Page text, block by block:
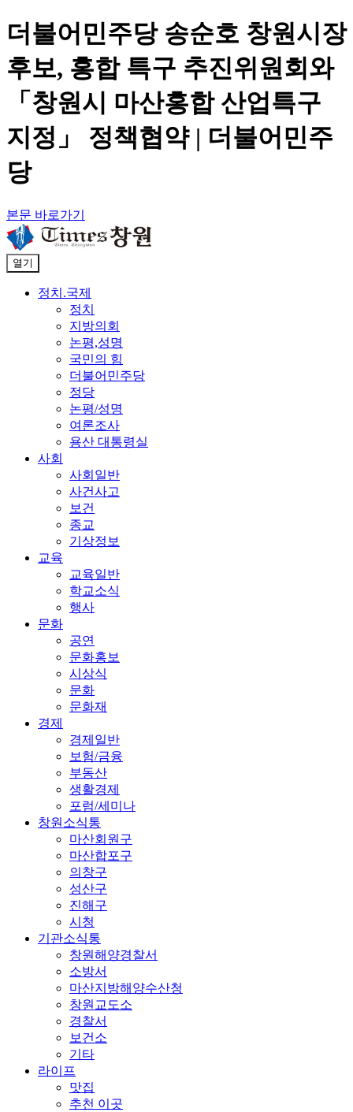
더불어민주당 송순호 창원시장
후보, 홍합 특구 추진위원회와
「창원시 마산홍합 산업특구
지정」 정책협약 | 더불어민주
당
본문 바로가기
열기
정치.국제
정치
지방의회
논평,성명
국민의 힘
더불어민주당
정당
논평/성명
여론조사
용산 대통령실
사회
사회일반
사건사고
보건
종교
기상정보
교육
교육일반
학교소식
행사
문화
공연
문화홍보
시상식
문화
문화재
경제
경제일반
보험/금융
부동산
생활경제
포럼/세미나
창원소식통
마산회원구
마산합포구
의창구
성산구
진해구
시청
기관소식통
창원해양경찰서
소방서
마산지방해양수산청
창원교도소
경찰서
보건소
기타
라이프
맛집
추천 이곳